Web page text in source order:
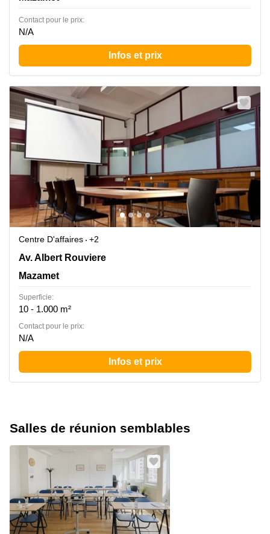
Contact pour le prix:
N/A
Infos et prix
Centre D'affaires
+2
17 Av. Albert Rouviere, Mazamet
Av. Albert Rouviere
Mazamet
Superficie:
10 - 1.000 m²
Contact pour le prix:
N/A
Infos et prix
Salles de réunion semblables